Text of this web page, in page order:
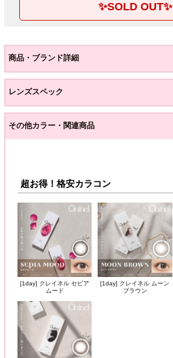
✨SOLD OUT✨
商品・ブランド詳細
レンズスペック
その他カラー・関連商品
超お得！格安カラコン
[1day] クレイネル セピア
ムード
[1day] クレイネル ムーン
ブラウン